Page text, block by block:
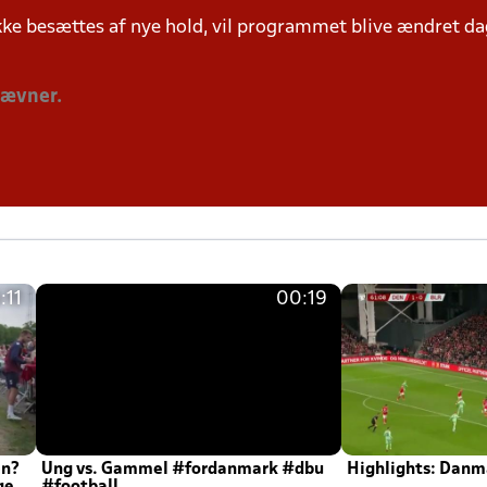
besættes af nye hold, vil programmet blive ændret
00:19
Ung vs. Gammel #fordanmark #dbu
Highlights: